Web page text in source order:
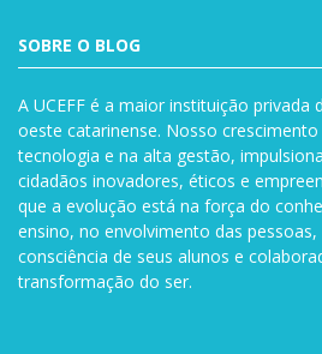
SOBRE O BLOG
A UCEFF é a maior instituição privada
oeste catarinense. Nosso
tecnologia e na alta gestão,
cidadãos inovadores, éticos e
que a evolução está na força do
ensino, no envolvimento das
consciência de seus alunos e
transformação do ser.